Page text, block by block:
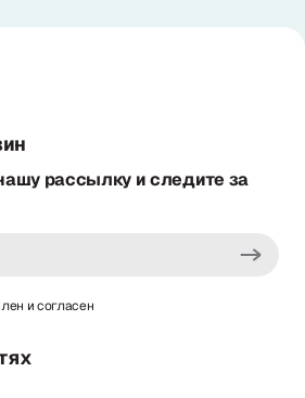
рассылку и следите за
и согласен